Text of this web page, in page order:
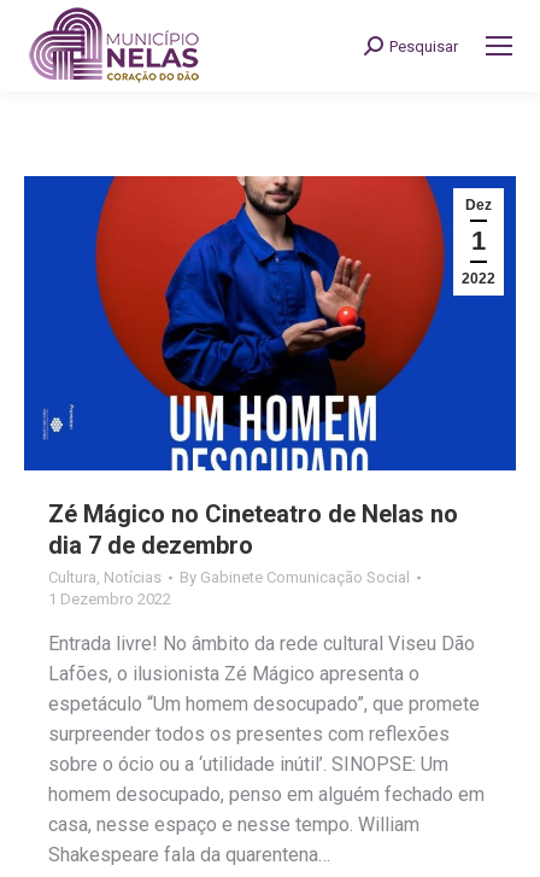
Search:
Pesquisar
Dez
1
2022
Zé Mágico no Cineteatro de Nelas no
dia 7 de dezembro
Cultura, Notícias By Gabinete Comunicação Social
1 Dezembro 2022
Entrada livre! No âmbito da rede cultural Viseu Dão
Lafões, o ilusionista Zé Mágico apresenta o
espetáculo “Um homem desocupado”, que promete
surpreender todos os presentes com reflexões
sobre o ócio ou a ‘utilidade inútil’. SINOPSE: Um
homem desocupado, penso em alguém fechado em
casa, nesse espaço e nesse tempo. William
Shakespeare fala da quarentena…